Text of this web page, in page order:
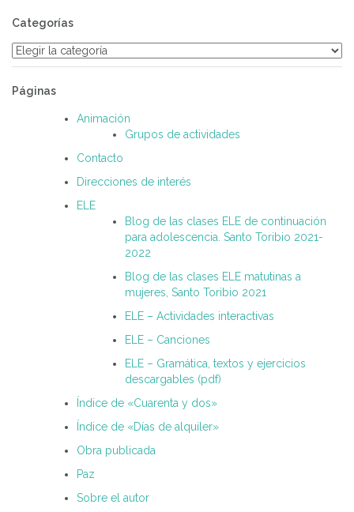
Categorías
Categorías
Páginas
Animación
Grupos de actividades
Contacto
Direcciones de interés
ELE
Blog de las clases ELE de continuación
para adolescencia. Santo Toribio 2021-
2022
Blog de las clases ELE matutinas a
mujeres, Santo Toribio 2021
ELE – Actividades interactivas
ELE – Canciones
ELE – Gramática, textos y ejercicios
descargables (pdf)
Índice de «Cuarenta y dos»
Índice de «Días de alquiler»
Obra publicada
Paz
Sobre el autor